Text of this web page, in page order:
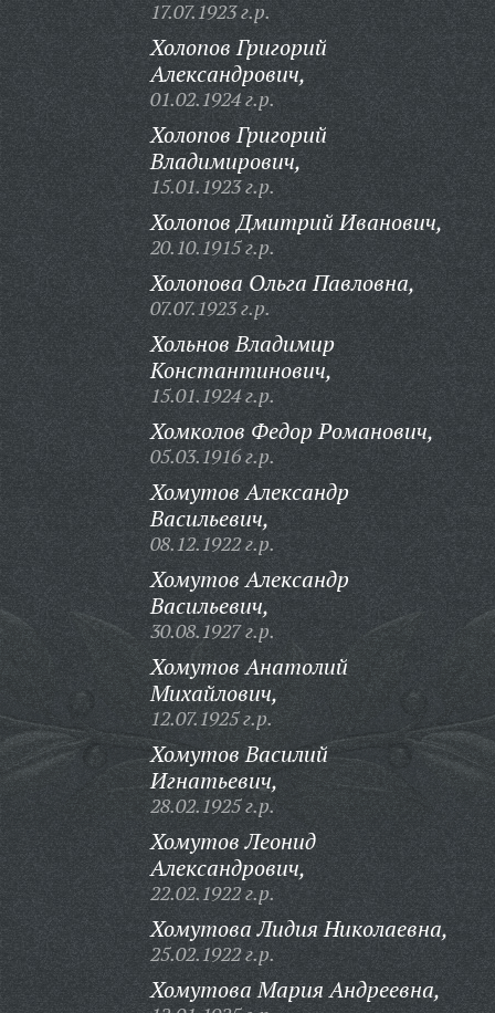
17.07.1923 г.р.
Холопов Григорий
Александрович,
01.02.1924 г.р.
Холопов Григорий
Владимирович,
15.01.1923 г.р.
Холопов Дмитрий Иванович,
20.10.1915 г.р.
Холопова Ольга Павловна,
07.07.1923 г.р.
Хольнов Владимир
Константинович,
15.01.1924 г.р.
Хомколов Федор Романович,
05.03.1916 г.р.
Хомутов Александр
Васильевич,
08.12.1922 г.р.
Хомутов Александр
Васильевич,
30.08.1927 г.р.
Хомутов Анатолий
Михайлович,
12.07.1925 г.р.
Хомутов Василий
Игнатьевич,
28.02.1925 г.р.
Хомутов Леонид
Александрович,
22.02.1922 г.р.
Хомутова Лидия Николаевна,
25.02.1922 г.р.
Хомутова Мария Андреевна,